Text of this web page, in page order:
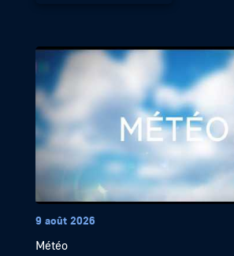
9 août 2026
Météo